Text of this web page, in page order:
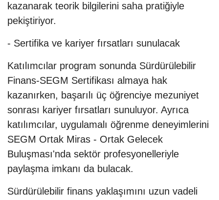
kazanarak teorik bilgilerini saha pratiğiyle
pekiştiriyor.
- Sertifika ve kariyer fırsatları sunulacak
Katılımcılar program sonunda Sürdürülebilir
Finans-SEGM Sertifikası almaya hak
kazanırken, başarılı üç öğrenciye mezuniyet
sonrası kariyer fırsatları sunuluyor. Ayrıca
katılımcılar, uygulamalı öğrenme deneyimlerini
SEGM Ortak Miras - Ortak Gelecek
Buluşması'nda sektör profesyonelleriyle
paylaşma imkanı da bulacak.
Sürdürülebilir finans yaklaşımını uzun vadeli